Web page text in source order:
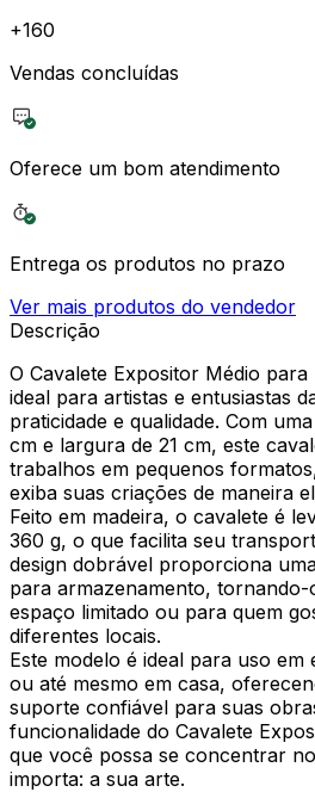
+160
Vendas concluídas
Oferece um bom atendimento
Entrega os produtos no prazo
Ver mais produtos do vendedor
Descrição
O Cavalete Expositor Médio
ideal para artistas e entusiastas
praticidade e qualidade. Com
cm e largura de 21 cm, este
trabalhos em pequenos
exiba suas criações de maneira
Feito em madeira, o cavalete é
360 g, o que facilita seu
design dobrável proporciona
para armazenamento, tornando-
espaço limitado ou para quem
diferentes locais.
Este modelo é ideal para uso em
ou até mesmo em casa,
suporte confiável para suas
funcionalidade do Cavalete
que você possa se concentrar
importa: a sua arte.